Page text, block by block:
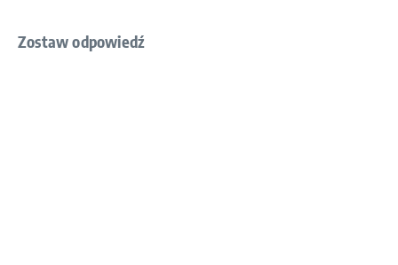
Zostaw odpowiedź